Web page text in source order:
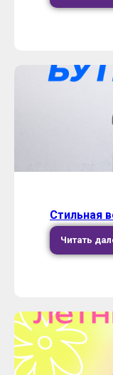
Стильная
Читать